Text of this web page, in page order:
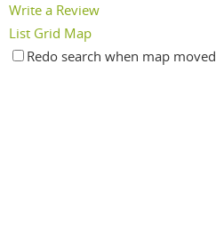
Write a Review
List Grid Map
Redo search when map moved